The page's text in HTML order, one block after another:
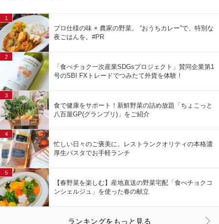
プロ仕様の味 × 農家の野菜。 “おうちカレー”で、特別な
夜ごはんを。#PR
1
「食べチョク一次産業SDGsプロジェクト」賛同企業第1
号のSBI FXトレードでつみたて外貨を体験！
2
食で健康をサポート！新鮮野菜の詰め放題「ちょこっと
八百屋GP(グランプリ)」をご紹介
3
忙しい日々のご褒美に。レストランクオリティの本格濃
厚生パスタでお手軽ランチ
4
【春野菜を楽しむ】産地直送の野菜宅配「食べチョクコ
ンシェルジュ」を使った春の献立
5
ランキングをもっと見る